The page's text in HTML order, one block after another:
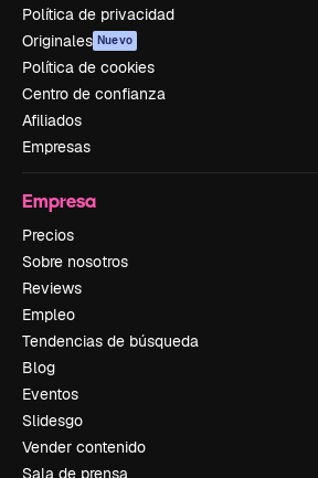
Política de privacidad
Originales Nuevo
Política de cookies
Centro de confianza
Afiliados
Empresas
Empresa
Precios
Sobre nosotros
Reviews
Empleo
Tendencias de búsqueda
Blog
Eventos
Slidesgo
Vender contenido
Sala de prensa